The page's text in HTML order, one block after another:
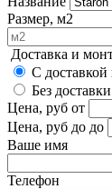
Размер, м2
Доставка и
С
Без
Цена, руб от
Цена, руб до до
Ваше имя
Телефон